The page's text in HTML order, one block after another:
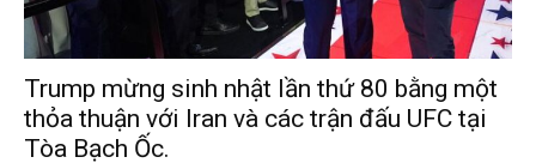
Trump mừng sinh nhật lần thứ 80 bằng một
thỏa thuận với Iran và các trận đấu UFC tại
Tòa Bạch Ốc.